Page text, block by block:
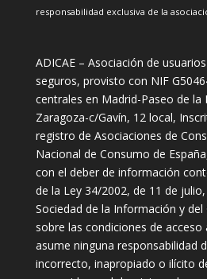
responsabilidad exclusiva de la
ADICAE – Asociación de
seguros, provisto con NIF
centrales en Madrid-Paseo de la
Zaragoza-c/Gavín, 12 local,
registro de Asociaciones de
Nacional de Consumo de
con el deber de información
de la Ley 34/2002, de 11 de
Sociedad de la Información y
sobre las condiciones de
asume ninguna responsabilidad
incorrecto, inapropiado o ilícito